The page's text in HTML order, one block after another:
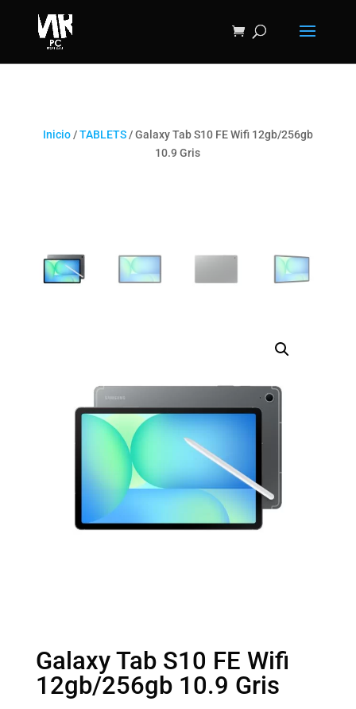
Inicio/TABLETS/ Galaxy Tab S10 FE Wifi 12gb/256gb
10.9 Gris
Galaxy Tab S10 FE Wifi
12gb/256gb 10.9 Gris